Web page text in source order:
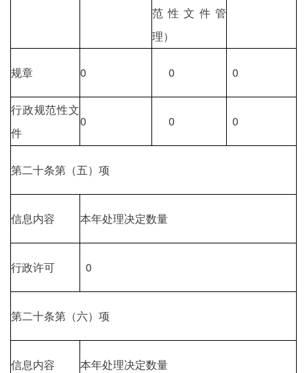
范性文件管
理）
规章 0 0 0
行政规范性文
件
0 0 0
第二十条第（五）项
信息内容 本年处理决定数量
行政许可 0
第二十条第（六）项
信息内容 本年处理决定数量